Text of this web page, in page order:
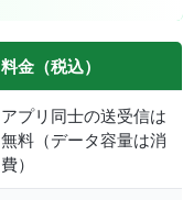
料金（税込）
アプリ同士の送受信は
無料（データ容量は消
費）